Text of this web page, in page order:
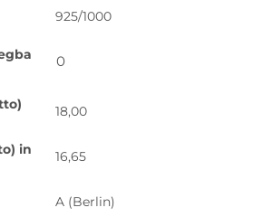
925/1000
0
18,00
in
16,65
A (Berlin)